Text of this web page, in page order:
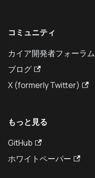
コミュニティ
カイア開発者フォーラム
ブログ
X (formerly Twitter)
もっと見る
GitHub
ホワイトペーパー